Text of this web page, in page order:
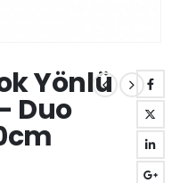
Yönlü
Duo